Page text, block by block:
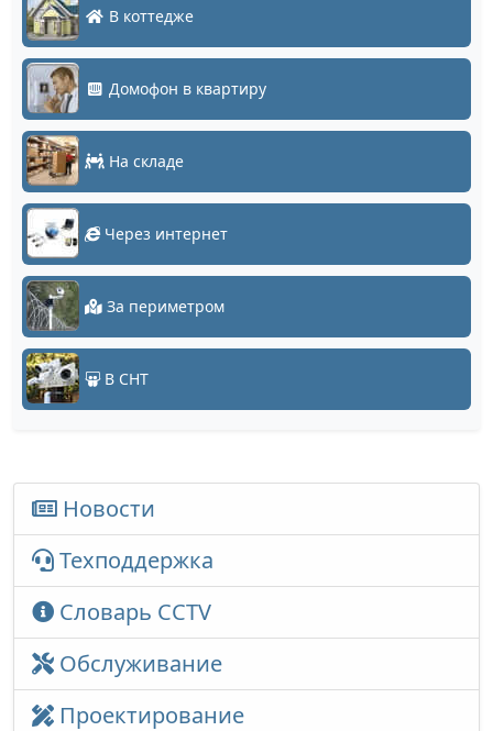
В коттедже
Домофон в квартиру
На складе
Через интернет
За периметром
В СНТ
Новости
Техподдержка
Словарь CCTV
Обслуживание
Проектирование